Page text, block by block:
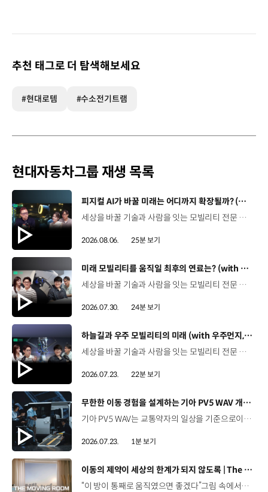
추천 태그로 더 탐색해보세요
#현대로템 #수소전기트램
현대자동차그룹 재생 목록
[동영상]
피지컬 AI가 바꿀 미래는 어디까지 확장될까? (with 카이스트 김대식 교수) | 현대진행형 팟캐스트 EP. 22
세상을 바꿀 기술과 사람을 잇는 모빌리티 전문 팟캐스트, 현대진행형. 🔊과학커뮤니케이터 이독실, 여도은 앵커‬,그리고 카이스트 김대식 교수와 함께했습니다. 이제는 AI가 물건을 옮기고, 사람을 돕고, 함께 일하는 시대! 스물두 번째 에피소드에서는 몸을 가진 AI, ‘피지컬 AI’를 주제로휴머노이드가 사람을 닮은 이유부터 산업과 일상에 가져올 변화,그리고 현대자동차그룹이 준비하는 피지컬 AI의 미래까지 이야기합니다. 화면 밖을 나와 몸을 갖게 된 AI, 우리의 일상은 어떻게 달라질까요?현대진행형 22편에서 확인해 보세요. 현대진행형 팟빵 ▶현대진행형 애플 팟캐스트 ▶현대진행형 스포티파이 ▶ 00:00 하이라이트00:37 출연진 소개01:00 몸을 가진 AI, 피지컬 AI란?01:31 10년 만에 달라진 휴머노이드 기술02:42 도구로 능력을 확장해 온 인간04:51 인간의 의지까지 확장하는 AI05:30 휴머노이드는 왜 사람을 닮았을까?07:18 휴머노이드 개발에 남은 가장 큰 과제07:31 인간의 손과 다른 아틀라스의 손08:36 피지컬 AI가 가장 먼저 필요한 분야09:32 AI 시대, 노동의 의미는 달라질까?12:13 아직 1%도 시작하지 않은 피지컬 AI16:28 현대자동차그룹이 준비해 온 피지컬 AI17:31 미래 모빌리티는 어떤 모습일까?19:14 현대자동차그룹이 가진 풀스택 경쟁력20:10 피지컬 AI의 성능을 결정하는 모션 데이터22:49 휴머노이드와 함께 일하는 시대23:51 클로징 *본 영상에 포함된 참여자의 의견은 현대자동차그룹의 공식 입장과 다를 수 있습니다. #현대자동차그룹 #현대진행형 #모빌리티팟캐스트 #피지컬AI #휴머노이드 #보스턴다이나믹스 #아틀라스 #미래모빌리티 #모빌리티 #팟캐스트
2026.08.06. 25분 보기
[동영상]
미래 모빌리티를 움직일 최후의 연료는? (with 우주먼지, 항성) | 현대진행형 팟캐스트 EP. 21
세상을 바꿀 기술과 사람을 잇는 모빌리티 전문 팟캐스트, 현대진행형. 🔊 과학커뮤니케이터 이독실, 여도은 앵커,그리고 천문학자 우주먼지, 과학커뮤니케이터 항성과 함께했습니다. 휘발유부터 전기차, 수소전기차, 하이브리드까지미래 모빌리티를 움직일 연료는 무엇일까요? 스물한 번째 에피소드에서는 자동차의 '연료'를 주제로다양한 에너지가 만들어갈 미래 모빌리티 라이프스타일을 이야기합니다. 연료가 바뀌면 자동차도, 우리의 이동 방식도 달라지지 않을까요?현대진행형 21편에서 확인해 보세요. 현대진행형 팟빵▶ 현대진행형 애플 팟캐스트▶현대진행형 스포티파이▶ 00:00 하이라이트00:21 인트로 / 자기소개00:58 자동차의 성격, 무엇으로 결정될까?03:38 연료란, 자동차의 성격을 결정하는 DNA04:24 휘발유는 어떻게 연료 경쟁에서 살아남았을까06:09 휘발유의 과거와 현재, 유연휘발유 속 납성분07:02 지구를 납으로 오염시키던 유연휘발유가 사라진 이유08:47 달리는 전자제품이 된 자동차, SDV 시대로의 전환09:46 '기계공학' 시스템에서 '소프트웨어'로 변화하는 모빌리티11:18 친환경차 시대가 오기까지의 기술적 과제11:43 전기차 배터리가 풀어야 할 숙제12:25 배터리를 관리하는 BMS 기술13:51 수소전기차, 인프라가 먼저일까 수요가 먼저일까?14:23 수소가 청정 연료로 주목받는 이유15:08 우주에서 가장 흔한 원소, 수소 생산과 운송의 현실적인 과제16:49 수소가 필요한 모빌리티는 따로 있다18:21 하이브리드가 대세인 시대, 그 이유는? 19:26 하이브리드는 연료 과도기를 견디게 해주는 기술21:44 전기·수소·하이브리드를 함께 준비하는 멀티 파워트레인 전략이란?23:30 클로징 *본 영상에 포함된 참여자의 의견은 현대자동차그룹의 공식 입장과 다를 수 있습니다. #현대자동차그룹 #현대진행형 #모빌리티팟캐스트 #전기차 #수소전기차 #연료 #에너지 #미래모빌리티 #모빌리티 #팟캐스트
2026.07.30. 24분 보기
[동영상]
하늘길과 우주 모빌리티의 미래 (with 우주먼지, 항성) | 현대진행형 팟캐스트 EP. 20
세상을 바꿀 기술과 사람을 잇는 모빌리티 전문 팟캐스트, 현대진행형. 🔊 과학커뮤니케이터 이독실, 여도은 앵커,그리고 천문학자 우주먼지, 과학커뮤니케이터 항성과 함께했습니다. 우주정거장을 거쳐 뉴욕으로 향하는 미래를 상상해본 적 있나요?스무 번째 에피소드에서는 하늘 위 교통 체계와 이동 수단의 모습,그리고 지상을 넘어 우주로 확장되는 모빌리티의 가능성까지 살펴봅니다. 하늘길이 열리면 우리의 일상은 어떻게 달라질지,현대진행형 20편에서 확인해 보세요. 현대진행형 팟빵▶현대진행형 애플 팟캐스트▶현대진행형 스포티파이▶ 00:00 하이라이트00:24 인트로 / 자기소개00:47 하늘길의 교통은 어떻게 다를까02:33 하늘의 교통 관제 시스템03:10 하늘을 나는 자동차의 모습은?05:10 미래 하늘길의 동력원과 연료06:42 휘발유 대신 항공유가 쓰일 가능성07:18 자동차에서 모빌리티로의 변화08:13 하늘길 시대의 도로와 도시10:02 우주 모빌리티는 어디까지 가능할까12:18 우주를 경험하는 미래12:57 우주로 확장되는 모빌리티13:30 하늘과 우주에서 좋은 차의 기준은?14:54 우주 관광은 누구나 가능할까16:35 현대로템과 한국 우주 산업의 미래18:37 미래 모빌리티가 바꿀 우리의 일상 *본 영상에 포함된 참여자의 의견은 현대자동차그룹의 공식 입장과 다를 수 있습니다. #현대자동차그룹 #현대진행형 #모빌리티팟캐스트 #UAM #스카이모빌리티 #하늘길 #자율주행 #우주 #우주항공 #모빌리티 #팟캐스트
2026.07.23. 22분 보기
[동영상]
무한한 이동 경험을 설계하는 기아 PV5 WAV 개발 스토리 | The Moving Room
기아 PV5 WAV는 교통약자의 일상을 기준으로이동 과정을 다시 설계했습니다. 탑승자의 목적에 맞게 확장되는 모빌리티, PV5 WAV 개발 스토리를 영상으로 확인해 보세요. #현대자동차그룹 #TheMovingRoom #기아 #PV5 #PV5WAV #PBV #목적기반모빌리티
2026.07.23. 1분 보기
[동영상]
이동의 제약이 세상의 한계가 되지 않도록 | The Moving Room
“이 방이 통째로 움직였으면 좋겠다”그림 속에서만 그리던 여행이 현실이 되기까지 기아 PV5 WAV는 필요한 의료 장비를 싣고가족과 한 공간에서 함께 떠날 수 있도록이동의 경험을 다시 설계했습니다. 같은 풍경을 보고, 같은 순간을 나누는 일현대자동차그룹은 모두를 위한 이동을 만들어갑니다. #현대자동차그룹 #TheMovingRoom #PV5 #기아 #목적기반모빌리티 #PV5WAV #PBV